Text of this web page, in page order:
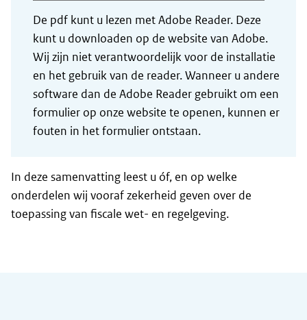
De pdf kunt u lezen met Adobe Reader. Deze
kunt u downloaden op de website van Adobe.
Wij zijn niet verantwoordelijk voor de installatie
en het gebruik van de reader. Wanneer u andere
software dan de Adobe Reader gebruikt om een
formulier op onze website te openen, kunnen er
fouten in het formulier ontstaan.
In deze samenvatting leest u óf, en op welke
onderdelen wij vooraf zekerheid geven over de
toepassing van fiscale wet- en regelgeving.